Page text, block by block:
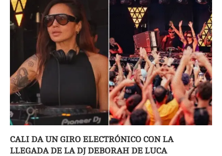
CALI DA UN GIRO ELECTRÓNICO CON LA
LLEGADA DE LA DJ DEBORAH DE LUCA